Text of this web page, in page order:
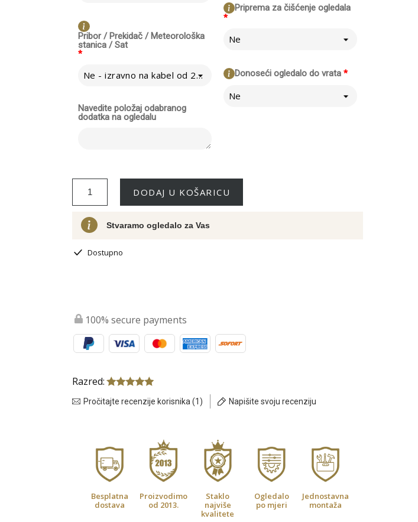
*
Pribor / Prekidač / Meteorološka
stanica / Sat
Ne - izravno na kabel od 230V
Navedite položaj odabranog
dodatka na ogledalu
*
Priprema za čišćenje ogledala
Ne
*
Donoseći ogledalo do vrata
Ne
DODAJ U KOŠARICU
Stvaramo ogledalo za Vas
Dostupno
100% secure payments
Razred:
Pročitajte recenzije korisnika (1) Napišite svoju recenziju
Besplatna
dostava
Proizvodimo
od 2013.
Staklo
najviše
kvalitete
Ogledalo
po mjeri
Jednostavna
montaža